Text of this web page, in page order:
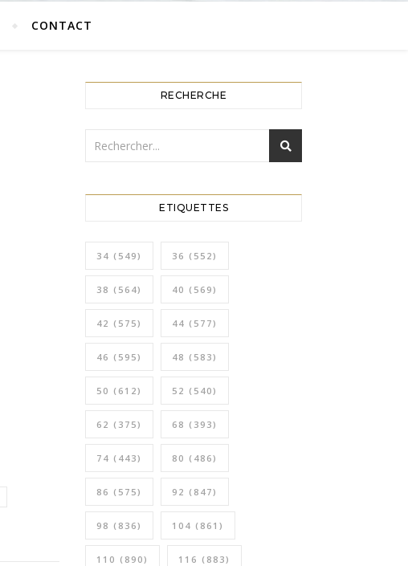
CONTACT
RECHERCHE
ETIQUETTES
34 (549) 36 (552)
38 (564) 40 (569)
42 (575) 44 (577)
46 (595) 48 (583)
50 (612) 52 (540)
62 (375) 68 (393)
74 (443) 80 (486)
86 (575) 92 (847)
98 (836) 104 (861)
110 (890) 116 (883)